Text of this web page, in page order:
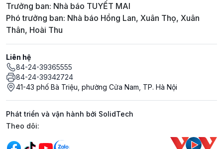
Trưởng ban: Nhà báo TUYẾT MAI
Phó trưởng ban: Nhà báo Hồng Lan, Xuân Thọ, Xuân
Thân, Hoài Thu
Liên hệ
84-24-39365555
84-24-39342724
41-43 phố Bà Triệu, phường Cửa Nam, TP. Hà Nội
Phát triển và vận hành bởi SolidTech
Mạng xã hội
Theo dõi: